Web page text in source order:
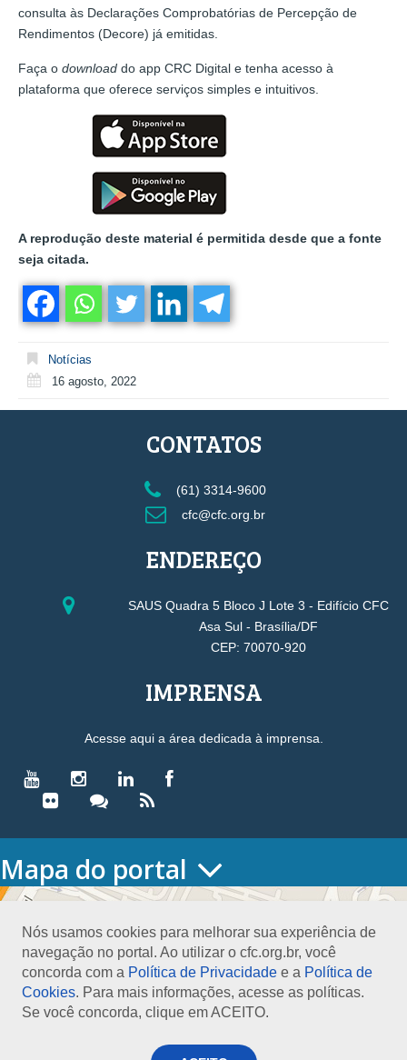
consulta às Declarações Comprobatórias de Percepção de
Rendimentos (Decore) já emitidas.
Faça o download do app CRC Digital e tenha acesso à
plataforma que oferece serviços simples e intuitivos.
A reprodução deste material é permitida desde que a fonte
seja citada.
Notícias
16 agosto, 2022
Nós usamos cookies para melhorar sua experiência de
navegação no portal. Ao utilizar o cfc.org.br, você
concorda com a Política de Privacidade e a Política de
Cookies. Para mais informações, acesse as políticas.
Se você concorda, clique em ACEITO.
CONTATOS
(61) 3314-9600
cfc@cfc.org.br
ENDEREÇO
SAUS Quadra 5 Bloco J Lote 3 - Edifício CFC
Asa Sul - Brasília/DF
CEP: 70070-920
IMPRENSA
Acesse aqui a área dedicada à imprensa.
Mapa do portal
HOME
Conselho Diretor
Nossa Sede
Planejamento
Organograma
Medalha João Lyra